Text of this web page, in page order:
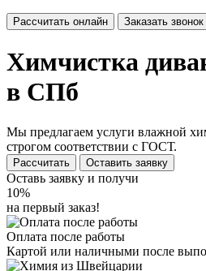
Рассчитать онлайн Заказать звонок
Химчистка
в СПб
Мы предлагаем услуги влажной
строгом соответствии с ГОСТ.
Рассчитать Оставить заявку
Оставь заявку и получи
10%
на первый заказ!
Оплата после работы
Картой или наличными после